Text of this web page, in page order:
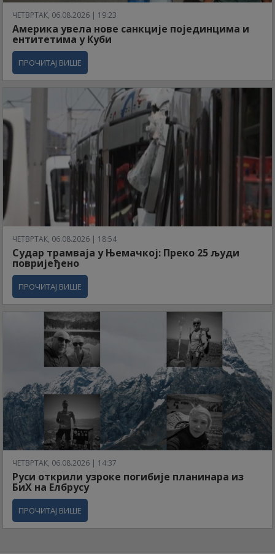
ЧЕТВРТАК, 06.08.2026 | 19:23
Америка увела нове санкције појединцима и
ентитетима у Куби
ПРОЧИТАЈ ВИШЕ
ЧЕТВРТАК, 06.08.2026 | 18:54
Судар трамваја у Њемачкој: Преко 25 људи
повријеђено
ПРОЧИТАЈ ВИШЕ
ЧЕТВРТАК, 06.08.2026 | 14:37
Руси открили узроке погибије планинара из
БиХ на Елбрусу
ПРОЧИТАЈ ВИШЕ